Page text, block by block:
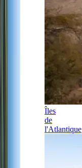
Îles
de
l'Atlantique